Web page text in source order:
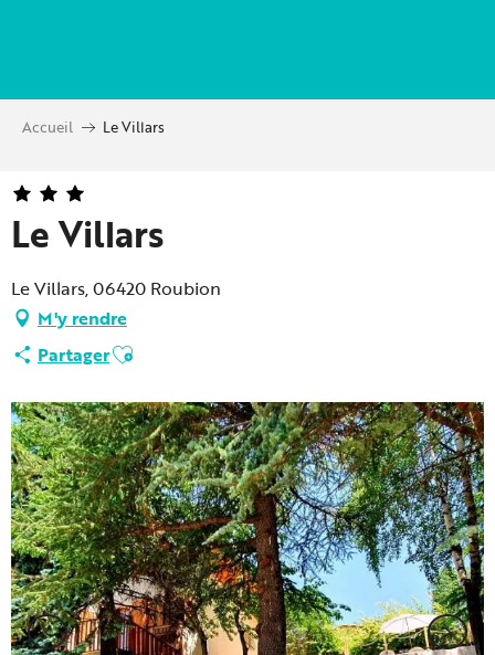
principal
Accueil Le Villars
Le Villars
Le Villars, 06420 Roubion
M'y rendre
PartagerAjouter aux favoris